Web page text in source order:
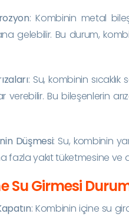
: Kombinin metal
gelebilir. Bu durum,
: Su, kombinin
verebilir. Bu bileşenlerin
Düşmesi: Su, kombinin
fazla yakıt tüketmesine ve
Su Girmesi
: Kombinin içine su